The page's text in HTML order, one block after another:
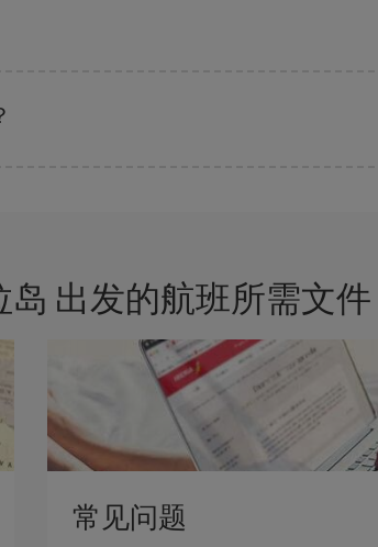
出发的航班所需文件
常见问题